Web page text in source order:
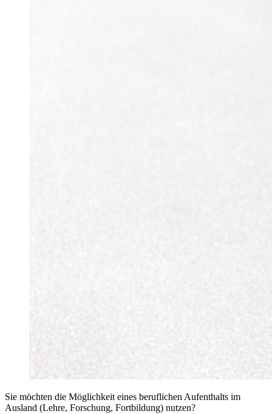
Sie möchten die Möglichkeit eines beruflichen Aufenthalts im
Ausland (Lehre, Forschung, Fortbildung) nutzen?